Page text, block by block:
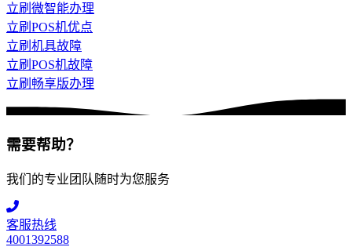
立刷微智能办理
立刷POS机优点
立刷机具故障
立刷POS机故障
立刷畅享版办理
需要帮助？
我们的专业团队随时为您服务
客服热线
4001392588